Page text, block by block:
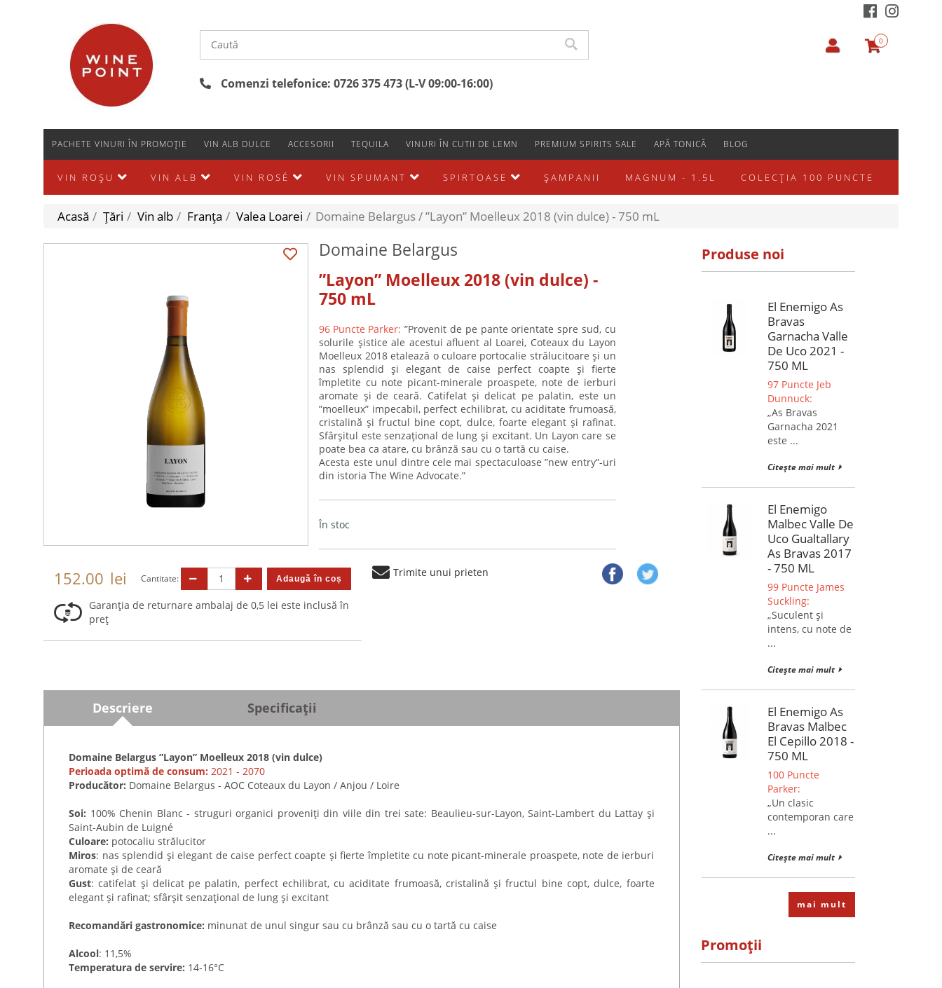
0
Comenzi telefonice: 0726 375 473 (L-V 09:00-16:00)
PACHETE VINURI ÎN PROMOȚIE VIN ALB DULCE ACCESORII TEQUILA VINURI ÎN CUTII DE LEMN PREMIUM SPIRITS SALE APĂ TONICĂ BLOG
VIN ROȘU VIN ALB VIN ROSÉ VIN SPUMANT SPIRTOASE ŞAMPANII MAGNUM - 1.5L COLECȚIA 100 PUNCTE
Acasă / Țări / Vin alb / Franţa / Valea Loarei / Domaine Belargus /”Layon” Moelleux 2018 (vin dulce) - 750 mL
Domaine Belargus
”Layon” Moelleux 2018 (vin dulce) -
750 mL
96 Puncte Parker: ”Provenit de pe pante orientate spre sud, cu
solurile șistice ale acestui afluent al Loarei, Coteaux du Layon
Moelleux 2018 etalează o culoare portocalie strălucitoare și un
nas splendid și elegant de caise perfect coapte și fierte
împletite cu note picant-minerale proaspete, note de ierburi
aromate și de ceară. Catifelat și delicat pe palatin, este un
”moelleux” impecabil, perfect echilibrat, cu aciditate frumoasă,
cristalină și fructul bine copt, dulce, foarte elegant și rafinat.
Sfârșitul este senzațional de lung și excitant. Un Layon care se
poate bea ca atare, cu brânză sau cu o tartă cu caise.
Acesta este unul dintre cele mai spectaculoase ”new entry”-uri
din istoria The Wine Advocate.”
În stoc
152.00 lei Cantitate:
Garanția de returnare ambalaj de 0,5 lei este inclusă în
preț
Trimite unui prieten
Descriere Specificații
Domaine Belargus ”Layon” Moelleux 2018 (vin dulce)
Perioada optimă de consum: 2021 - 2070
Producător: Domaine Belargus - AOC Coteaux du Layon / Anjou / Loire
Soi: 100% Chenin Blanc - struguri organici proveniți din viile din trei sate: Beaulieu-sur-Layon, Saint-Lambert du Lattay și
Saint-Aubin de Luigné
Culoare: potocaliu strălucitor
Miros: nas splendid și elegant de caise perfect coapte și fierte împletite cu note picant-minerale proaspete, note de ierburi
aromate și de ceară
Gust: catifelat și delicat pe palatin, perfect echilibrat, cu aciditate frumoasă, cristalină și fructul bine copt, dulce, foarte
elegant și rafinat; sfârșit senzațional de lung și excitant
Recomandări gastronomice: minunat de unul singur sau cu brânză sau cu o tartă cu caise
Alcool: 11,5%
Temperatura de servire: 14-16°C
Produse noi
El Enemigo As
Bravas
Garnacha Valle
De Uco 2021 -
750 ML
97 Puncte Jeb
Dunnuck:
„As Bravas
Garnacha 2021
este ...
Citește mai mult
El Enemigo
Malbec Valle De
Uco Gualtallary
As Bravas 2017
- 750 ML
99 Puncte James
Suckling:
„Suculent și
intens, cu note de
...
Citește mai mult
El Enemigo As
Bravas Malbec
El Cepillo 2018 -
750 ML
100 Puncte
Parker:
„Un clasic
contemporan care
...
Citește mai mult
mai mult
Promoții